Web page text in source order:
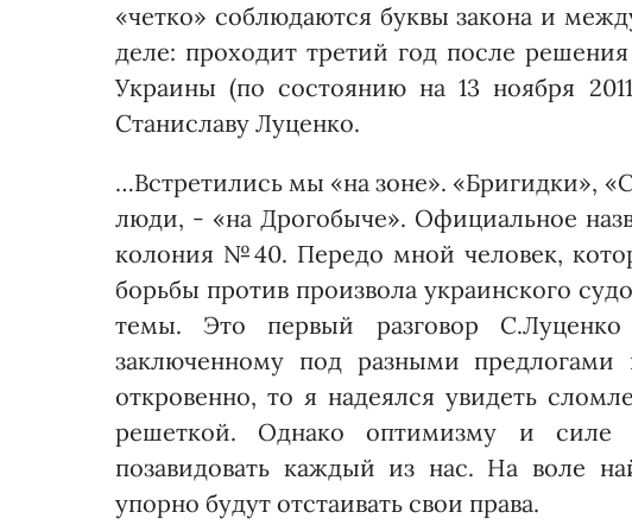
«четко» соблюдаются буквы закона и
деле: проходит третий год после
Украины (по состоянию на 13 ноября
Станиславу Луценко.
…Встретились мы «на зоне». «Бри­гидки»,
люди, - «на Дрогобыче». Официальное
колония №40. Передо мной человек,
борьбы против произвола украинского
темы. Это первый разговор
заключенному под разными предлогами
откровенно, то я надеялся увидеть
решеткой. Однако оптимизму и силе
позавидовать каждый из нас. На воле
упорно будут отстаивать свои права.